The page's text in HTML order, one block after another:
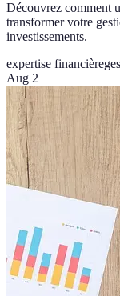
Découvrez comment
transformer votre
investissements.
expertise financière
Aug 2